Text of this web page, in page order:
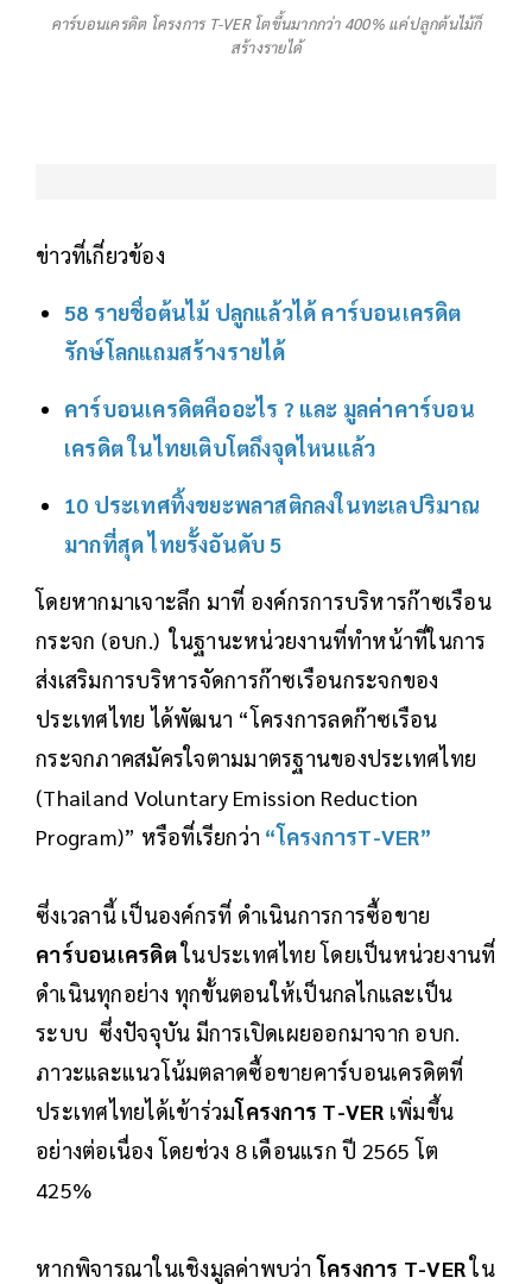
คาร์บอนเครดิต โครงการ T-VER โตขึ้นมากกว่า 400% แค่ปลูกต้นไม้ก็
สร้างรายได้
ข่าวที่เกี่ยวข้อง
58 รายชื่อต้นไม้ ปลูกแล้วได้ คาร์บอนเครดิต
รักษ์โลกแถมสร้างรายได้
คาร์บอนเครดิตคืออะไร ? และ มูลค่าคาร์บอน
เครดิต ในไทยเติบโตถึงจุดไหนแล้ว
10 ประเทศทิ้งขยะพลาสติกลงในทะเลปริมาณ
มากที่สุด ไทยรั้งอันดับ 5
โดยหากมาเจาะลึก มาที่ องค์กรการบริหารก๊าซเรือน
กระจก (อบก.) ในฐานะหน่วยงานที่ทำหน้าที่ในการ
ส่งเสริมการบริหารจัดการก๊าซเรือนกระจกของ
ประเทศไทย ได้พัฒนา “โครงการลดก๊าซเรือน
กระจกภาคสมัครใจตามมาตรฐานของประเทศไทย
(Thailand Voluntary Emission Reduction
Program)” หรือที่เรียกว่า “โครงการT-VER”
ซึ่งเวลานี้ เป็นองค์กรที่ ดำเนินการการซื้อขาย
คาร์บอนเครดิตในประเทศไทย โดยเป็นหน่วยงานที่
ดำเนินทุกอย่าง ทุกขั้นตอนให้เป็นกลไกและเป็น
ระบบ ซึ่งปัจจุบัน มีการเปิดเผยออกมาจาก อบก.
ภาวะและแนวโน้มตลาดซื้อขายคาร์บอนเครดิตที่
ประเทศไทยได้เข้าร่วมโครงการ T-VER เพิ่มขึ้น
อย่างต่อเนื่อง โดยช่วง 8 เดือนแรก ปี 2565 โต
425%
หากพิจารณาในเชิงมูลค่าพบว่าโครงการ T-VERใน